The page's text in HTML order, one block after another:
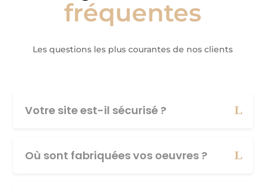
fréquentes
Les questions les plus courantes de nos clients
Votre site est-il sécurisé ?
Où sont fabriquées vos oeuvres ?